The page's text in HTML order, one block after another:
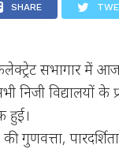
SHARE
सभागार में आज
विद्यालयों के
हुई।
गुणवत्ता,